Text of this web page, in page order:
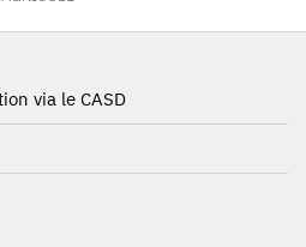
via le CASD